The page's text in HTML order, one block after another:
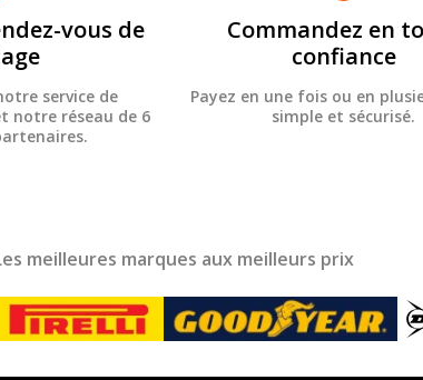
vous de
service de
notre réseau de 6
Commandez en
confiance
Payez en une fois ou en
simple et sécurisé.
meilleures marques aux meilleurs prix